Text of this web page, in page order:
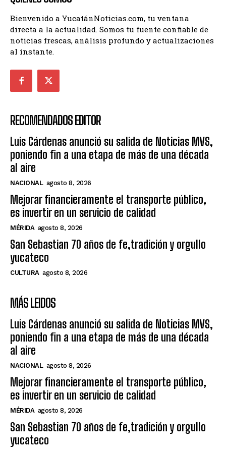
Bienvenido a YucatánNoticias.com, tu ventana
directa a la actualidad. Somos tu fuente confiable de
noticias frescas, análisis profundo y actualizaciones
al instante.
RECOMENDADOS EDITOR
Luis Cárdenas anunció su salida de Noticias MVS,
poniendo fin a una etapa de más de una década
al aire
NACIONAL agosto 8, 2026
Mejorar financieramente el transporte público,
es invertir en un servicio de calidad
MÉRIDA agosto 8, 2026
San Sebastian 70 años de fe,tradición y orgullo
yucateco
CULTURA agosto 8, 2026
MÁS LEIDOS
Luis Cárdenas anunció su salida de Noticias MVS,
poniendo fin a una etapa de más de una década
al aire
NACIONAL agosto 8, 2026
Mejorar financieramente el transporte público,
es invertir en un servicio de calidad
MÉRIDA agosto 8, 2026
San Sebastian 70 años de fe,tradición y orgullo
yucateco